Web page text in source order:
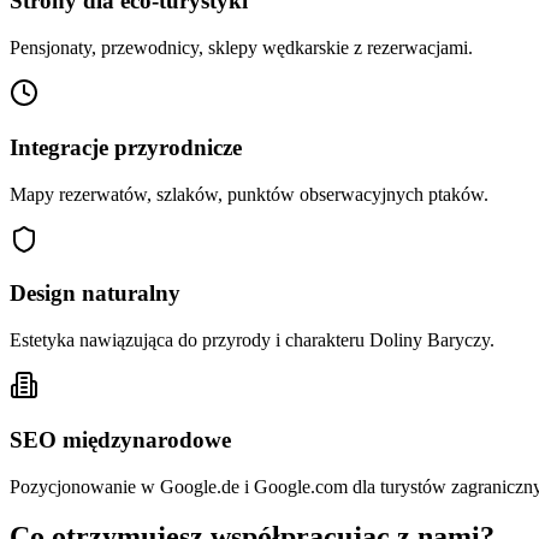
Pensjonaty, przewodnicy, sklepy wędkarskie z rezerwacjami.
Integracje przyrodnicze
Mapy rezerwatów, szlaków, punktów obserwacyjnych ptaków.
Design naturalny
Estetyka nawiązująca do przyrody i charakteru Doliny Baryczy.
SEO międzynarodowe
Pozycjonowanie w Google.de i Google.com dla turystów